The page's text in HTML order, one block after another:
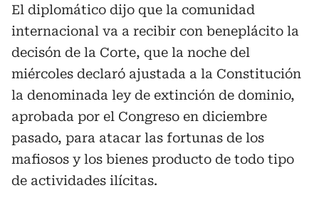
El diplomático dijo que la comunidad
internacional va a recibir con beneplácito la
decisón de la Corte, que la noche del
miércoles declaró ajustada a la Constitución
la denominada ley de extinción de dominio,
aprobada por el Congreso en diciembre
pasado, para atacar las fortunas de los
mafiosos y los bienes producto de todo tipo
de actividades ilícitas.